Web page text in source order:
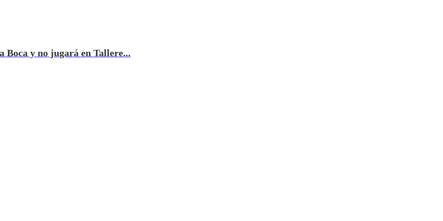
Boca y no jugará en Tallere...